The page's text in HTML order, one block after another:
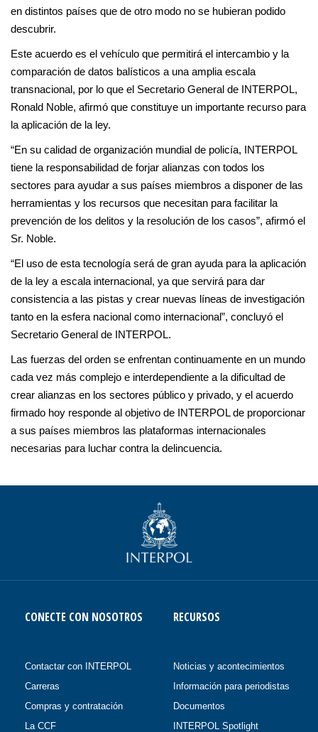
en distintos países que de otro modo no se hubieran podido
descubrir.
Este acuerdo es el vehículo que permitirá el intercambio y la
comparación de datos balísticos a una amplia escala
transnacional, por lo que el Secretario General de INTERPOL,
Ronald Noble, afirmó que constituye un importante recurso para
la aplicación de la ley.
“En su calidad de organización mundial de policía, INTERPOL
tiene la responsabilidad de forjar alianzas con todos los
sectores para ayudar a sus países miembros a disponer de las
herramientas y los recursos que necesitan para facilitar la
prevención de los delitos y la resolución de los casos”, afirmó el
Sr. Noble.
“El uso de esta tecnología será de gran ayuda para la aplicación
de la ley a escala internacional, ya que servirá para dar
consistencia a las pistas y crear nuevas líneas de investigación
tanto en la esfera nacional como internacional”, concluyó el
Secretario General de INTERPOL.
Las fuerzas del orden se enfrentan continuamente en un mundo
cada vez más complejo e interdependiente a la dificultad de
crear alianzas en los sectores público y privado, y el acuerdo
firmado hoy responde al objetivo de INTERPOL de proporcionar
a sus países miembros las plataformas internacionales
necesarias para luchar contra la delincuencia.
CONECTE CON NOSOTROS
Contactar con INTERPOL
Carreras
Compras y contratación
La CCF
RECURSOS
Noticias y acontecimientos
Información para periodistas
Documentos
INTERPOL Spotlight